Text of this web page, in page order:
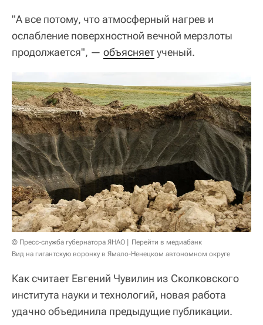
"А все потому, что атмосферный нагрев и
ослабление поверхностной вечной мерзлоты
продолжается", — объясняетученый.
© Пресс-служба губернатора ЯНАО
Перейти в медиабанк
Вид на гигантскую воронку в Ямало-Ненецком автономном округе
Как считает Евгений Чувилин из Сколковского
института науки и технологий, новая работа
удачно объединила предыдущие публикации.